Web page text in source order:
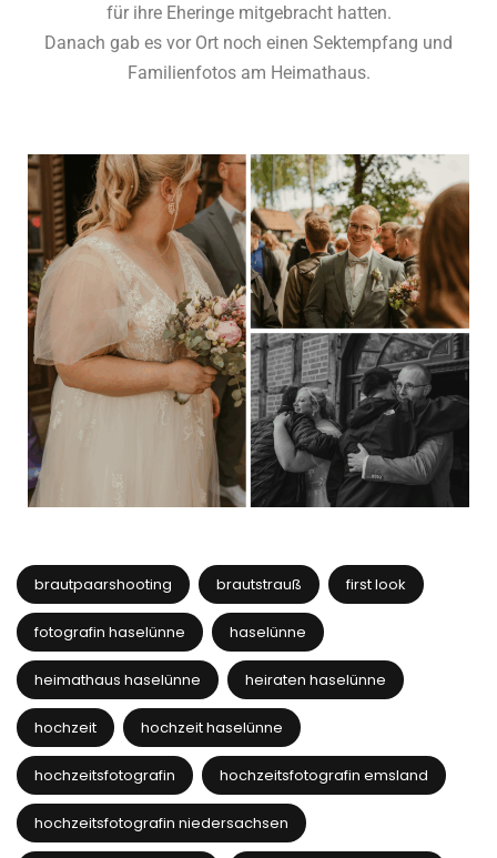
für ihre Eheringe mitgebracht hatten.
Danach gab es vor Ort noch einen Sektempfang und
Familienfotos am Heimathaus.
brautpaarshooting brautstrauß first look
fotografin haselünne haselünne
heimathaus haselünne heiraten haselünne
hochzeit hochzeit haselünne
hochzeitsfotografin hochzeitsfotografin emsland
hochzeitsfotografin niedersachsen